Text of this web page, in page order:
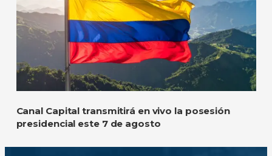
Canal Capital transmitirá en vivo la posesión
presidencial este 7 de agosto